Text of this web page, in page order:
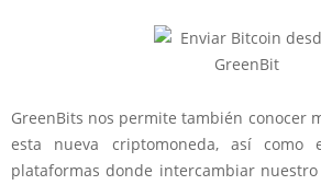
GreenBits nos permite también conocer
esta nueva criptomoneda, así como
plataformas donde intercambiar